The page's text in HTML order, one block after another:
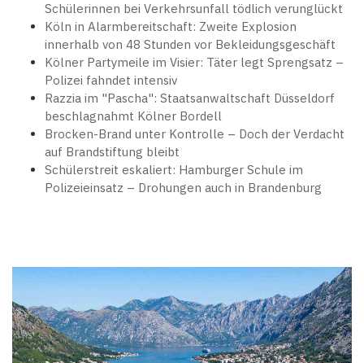
Schülerinnen bei Verkehrsunfall tödlich verunglückt
Köln in Alarmbereitschaft: Zweite Explosion
innerhalb von 48 Stunden vor Bekleidungsgeschäft
Kölner Partymeile im Visier: Täter legt Sprengsatz –
Polizei fahndet intensiv
Razzia im "Pascha": Staatsanwaltschaft Düsseldorf
beschlagnahmt Kölner Bordell
Brocken-Brand unter Kontrolle – Doch der Verdacht
auf Brandstiftung bleibt
Schülerstreit eskaliert: Hamburger Schule im
Polizeieinsatz – Drohungen auch in Brandenburg